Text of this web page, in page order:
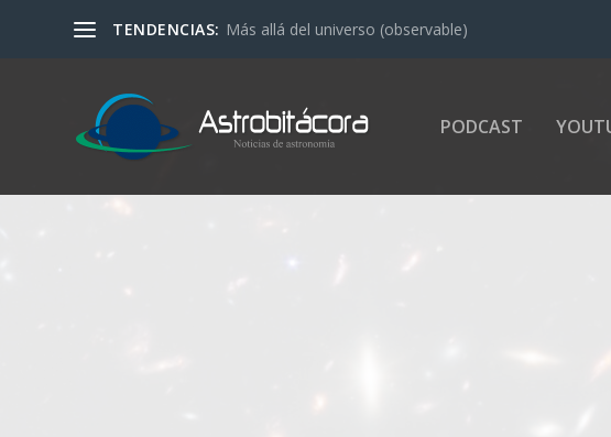
TENDENCIAS: Más allá del universo (observable)
PODCAST